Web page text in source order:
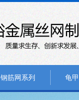
钢筋网系列 龟